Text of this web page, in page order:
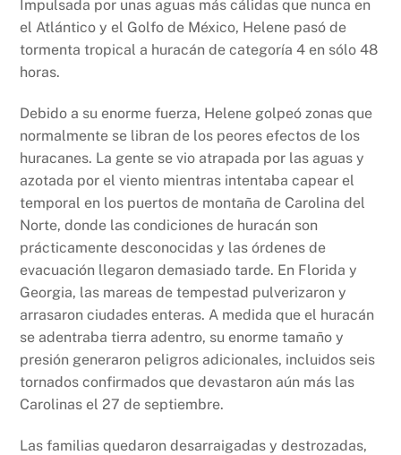
Impulsada por unas aguas más cálidas que nunca en
el Atlántico y el Golfo de México, Helene pasó de
tormenta tropical a huracán de categoría 4 en sólo 48
horas.
Debido a su enorme fuerza, Helene golpeó zonas que
normalmente se libran de los peores efectos de los
huracanes. La gente se vio atrapada por las aguas y
azotada por el viento mientras intentaba capear el
temporal en los puertos de montaña de Carolina del
Norte, donde las condiciones de huracán son
prácticamente desconocidas y las órdenes de
evacuación llegaron demasiado tarde. En Florida y
Georgia, las mareas de tempestad pulverizaron y
arrasaron ciudades enteras. A medida que el huracán
se adentraba tierra adentro, su enorme tamaño y
presión generaron peligros adicionales, incluidos seis
tornados confirmados que devastaron aún más las
Carolinas el 27 de septiembre.
Las familias quedaron desarraigadas y destrozadas,